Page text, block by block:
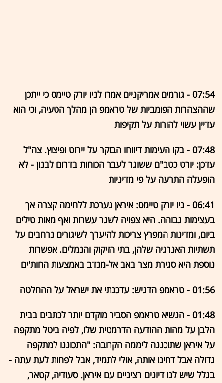
07:54 - גורמים אמריקניים אמרו לניו יורק טיימס כי ייתכן
שההצהרות הפומביות של טראמפ הן מהלך הטעיה, וכי הוא
עדיין עשוי להורות על תקיפות
07:48 - בקו העימות דיווחו הבוקר על יירוט ופיצוץ. צה"ל
עדכן: יורט כטב"ם ששוגר לעבר הכוחות בדרום לבנון - לא
הופעלה התרעה על פי מדיניות
06:41 - ניו יורק טיימס: איראן נערכת ללחימה קצרה אך
בעצימות גבוהה. היא צפויה לשגר עשרות ואף מאות טילים
ביום, ומדינות המפרץ צריכות להיערך לשיגורים נרחבים על
תשתיות האנרגיה שלהן, בתי הזיקוק והנמלים. אפשרות
נוספת היא סגירת מצר באב אל-מנדב באמצעות החות'ים
01:56 - טראמפ הדגיש: עדכנתי את ישראל על ההחלטה
01:48 - הנשיא טראמפ הסביר מוקדם יותר לכתבים בבית
הלבן על מהות ההודעה הדרמטית שלו, לפיה ביטל מתקפה
על איראן שתוכננה ליממה הקרובה: "התכוננו למתקפה
גדולה אבל דחינו אותה, אולי לתמיד, אבל לפחות לעת עתה -
בגלל שיש לנו דיונים רציניים עם איראן. סעודיה, קטאר,